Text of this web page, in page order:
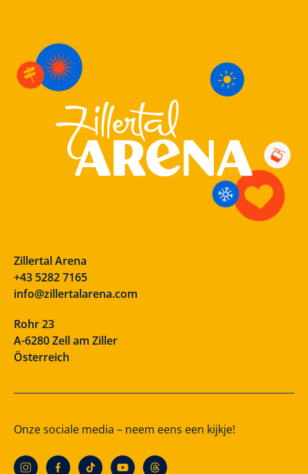
Zillertal Arena
+43 5282 7165
info@zillertalarena.com
Rohr 23
A-6280 Zell am Ziller
Österreich
Onze sociale media – neem eens een kijkje!